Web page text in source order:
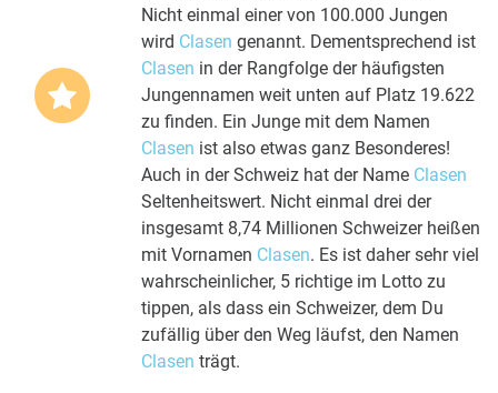
Nicht einmal einer von 100.000 Jungen
wird Clasen genannt. Dementsprechend ist
Clasen in der Rangfolge der häufigsten
Jungennamen weit unten auf Platz 19.622
zu finden. Ein Junge mit dem Namen
Clasen ist also etwas ganz Besonderes!
Auch in der Schweiz hat der Name Clasen
Seltenheitswert. Nicht einmal drei der
insgesamt 8,74 Millionen Schweizer heißen
mit Vornamen Clasen. Es ist daher sehr viel
wahrscheinlicher, 5 richtige im Lotto zu
tippen, als dass ein Schweizer, dem Du
zufällig über den Weg läufst, den Namen
Clasen trägt.